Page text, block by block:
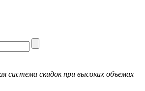
система скидок при высоких объемах